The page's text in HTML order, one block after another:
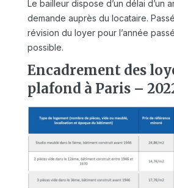
Le bailleur dispose d’un délai d’un
demande auprès du locataire.
révision du loyer pour l’année
possible.
Encadrement des
plafond à Paris –